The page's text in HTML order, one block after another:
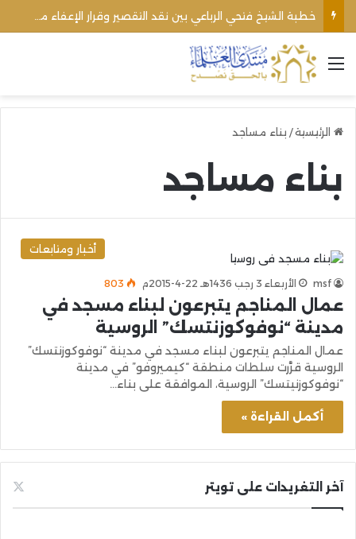
القائمة
الرئيسية/ بناء مساجد
بناء مساجد
أخبار ومتابعات
msf الأربعاء 3 رجب 1436هـ 22-4-2015م 803
عمال المناجم يتبرعون لبناء مسجد في
مدينة “نوفوكوزنتسك” الروسية
عمال المناجم يتبرعون لبناء مسجد في مدينة “نوفوكوزنتسك”
الروسية قرَّرت سلطات منطقة “كيميروفو” في مدينة
“نوفوكوزنيتسك” الروسية، الموافقة على بناء…
أكمل القراءة »
آخر التغريدات على تويتر